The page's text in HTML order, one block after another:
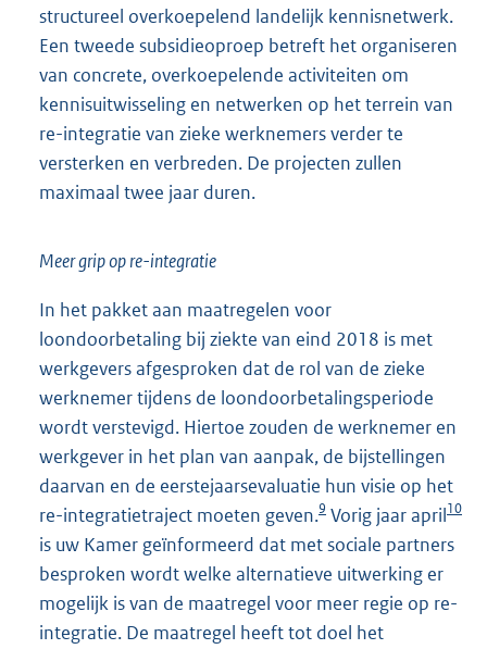
structureel overkoepelend landelijk kennisnetwerk.
Een tweede subsidieoproep betreft het organiseren
van concrete, overkoepelende activiteiten om
kennisuitwisseling en netwerken op het terrein van
re-integratie van zieke werknemers verder te
versterken en verbreden. De projecten zullen
maximaal twee jaar duren.
Meer grip op re-integratie
In het pakket aan maatregelen voor
loondoorbetaling bij ziekte van eind 2018 is met
werkgevers afgesproken dat de rol van de zieke
werknemer tijdens de loondoorbetalingsperiode
wordt verstevigd. Hiertoe zouden de werknemer en
werkgever in het plan van aanpak, de bijstellingen
daarvan en de eerstejaarsevaluatie hun visie op het
re-integratietraject moeten geven.9 Vorig jaar april10
is uw Kamer geïnformeerd dat met sociale partners
besproken wordt welke alternatieve uitwerking er
mogelijk is van de maatregel voor meer regie op re-
integratie. De maatregel heeft tot doel het